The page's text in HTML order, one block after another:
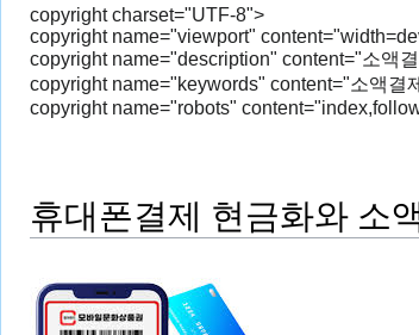
copyright charset="UTF-8">
copyright name="viewport"
copyright name="description" content="소액
copyright name="keywords" content="소액결
copyright name="robots"
휴대폰결제 현금화와 소